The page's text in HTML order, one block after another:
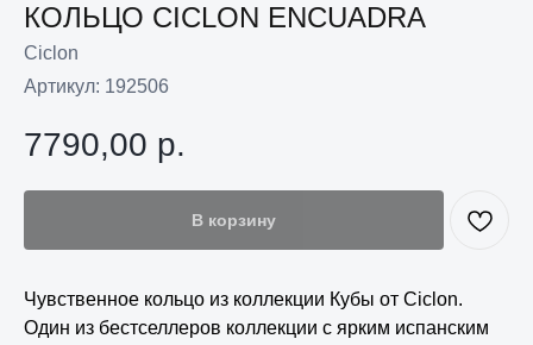
КОЛЬЦО CICLON ENCUADRA
Ciclon
Артикул: 192506
7790,00 р.
В корзину
Чувственное кольцо из коллекции Кубы от Ciclon.
Один из бестселлеров коллекции с ярким испанским